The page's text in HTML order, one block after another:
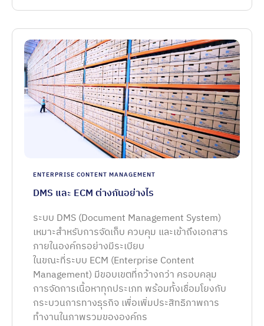
ENTERPRISE CONTENT MANAGEMENT
DMS และ ECM ต่างกันอย่างไร
ระบบ DMS (Document Management System)
เหมาะสำหรับการจัดเก็บ ควบคุม และเข้าถึงเอกสาร
ภายในองค์กรอย่างมีระเบียบ
ในขณะที่ระบบ ECM (Enterprise Content
Management) มีขอบเขตที่กว้างกว่า ครอบคลุม
การจัดการเนื้อหาทุกประเภท พร้อมทั้งเชื่อมโยงกับ
กระบวนการทางธุรกิจ เพื่อเพิ่มประสิทธิภาพการ
ทำงานในภาพรวมขององค์กร